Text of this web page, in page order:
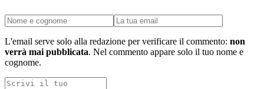
L'email serve solo alla redazione per verificare il commento: non
verrà mai pubblicata. Nel commento appare solo il tuo nome e
cognome.